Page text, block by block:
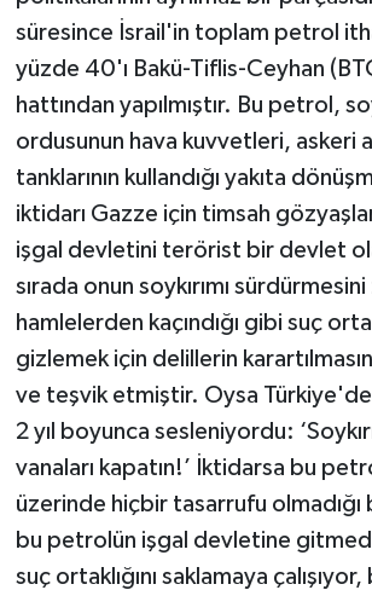
süresince İsrail'in toplam petrol
yüzde 40'ı Bakü-Tiflis-Ceyhan
hattından yapılmıştır. Bu petrol,
ordusunun hava kuvvetleri, askeri
tanklarının kullandığı yakıta
iktidarı Gazze için timsah
işgal devletini terörist bir devlet
sırada onun soykırımı
hamlelerden kaçındığı gibi suç
gizlemek için delillerin
ve teşvik etmiştir. Oysa Türkiye'de
2 yıl boyunca sesleniyordu:
vanaları kapatın!’ İktidarsa bu
üzerinde hiçbir tasarrufu olmadığı
bu petrolün işgal devletine
suç ortaklığını saklamaya